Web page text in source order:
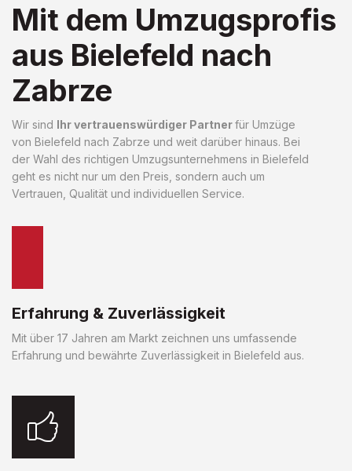
Mit dem Umzugsprofis
aus Bielefeld nach
Zabrze
Wir sind Ihr vertrauenswürdiger Partnerfür Umzüge
von Bielefeld nach Zabrze und weit darüber hinaus. Bei
der Wahl des richtigen Umzugsunternehmens in Bielefeld
geht es nicht nur um den Preis, sondern auch um
Vertrauen, Qualität und individuellen Service.
Erfahrung & Zuverlässigkeit
Mit über 17 Jahren am Markt zeichnen uns umfassende
Erfahrung und bewährte Zuverlässigkeit in Bielefeld aus.